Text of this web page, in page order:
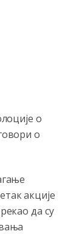
о
о
акције
да су